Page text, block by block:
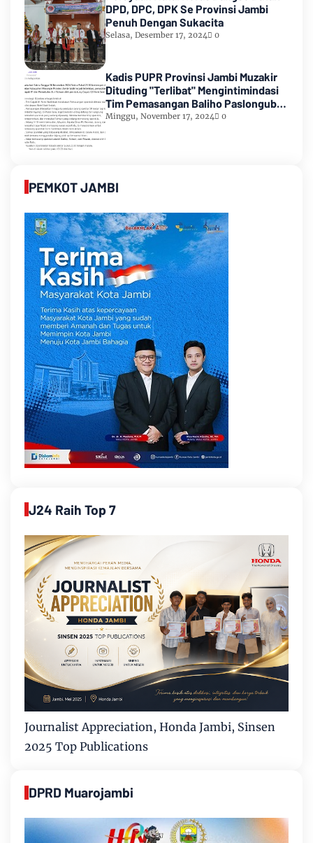
DPD, DPC, DPK Se Provinsi Jambi
Penuh Dengan Sukacita
Selasa, Desember 17, 2024 0
Kadis PUPR Provinsi Jambi Muzakir
Dituding "Terlibat" Mengintimindasi
Tim Pemasangan Baliho Paslongub
Romi-Sudirman
Minggu, November 17, 2024 0
PEMKOT JAMBI
J24 Raih Top 7
Journalist Appreciation, Honda Jambi, Sinsen
2025 Top Publications
DPRD Muarojambi